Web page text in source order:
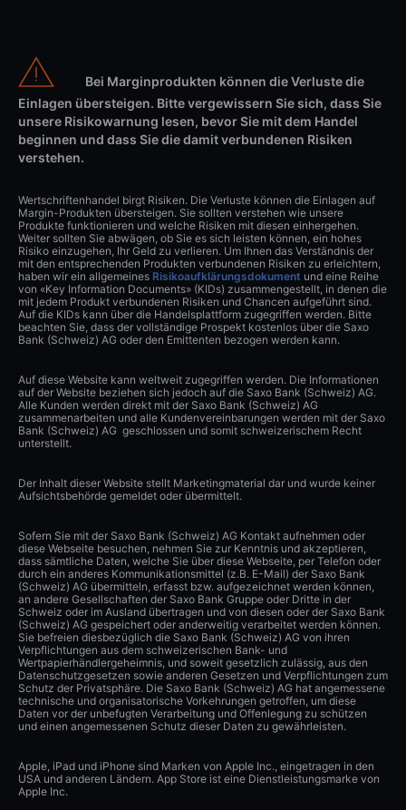
Bei Marginprodukten können die Verluste die
Einlagen übersteigen. Bitte vergewissern Sie sich, dass Sie
unsere Risikowarnung lesen, bevor Sie mit dem Handel
beginnen und dass Sie die damit verbundenen Risiken
verstehen.
Wertschriftenhandel birgt Risiken. Die Verluste können die Einlagen auf
Margin-Produkten übersteigen. Sie sollten verstehen wie unsere
Produkte funktionieren und welche Risiken mit diesen einhergehen.
Weiter sollten Sie abwägen, ob Sie es sich leisten können, ein hohes
Risiko einzugehen, Ihr Geld zu verlieren. Um Ihnen das Verständnis der
mit den entsprechenden Produkten verbundenen Risiken zu erleichtern,
haben wir ein allgemeines Risikoaufklärungsdokument und eine Reihe
von «Key Information Documents» (KIDs) zusammengestellt, in denen die
mit jedem Produkt verbundenen Risiken und Chancen aufgeführt sind.
Auf die KIDs kann über die Handelsplattform zugegriffen werden. Bitte
beachten Sie, dass der vollständige Prospekt kostenlos über die Saxo
Bank (Schweiz) AG oder den Emittenten bezogen werden kann.
Auf diese Website kann weltweit zugegriffen werden. Die Informationen
auf der Website beziehen sich jedoch auf die Saxo Bank (Schweiz) AG.
Alle Kunden werden direkt mit der Saxo Bank (Schweiz) AG
zusammenarbeiten und alle Kundenvereinbarungen werden mit der Saxo
Bank (Schweiz) AG geschlossen und somit schweizerischem Recht
unterstellt.
Der Inhalt dieser Website stellt Marketingmaterial dar und wurde keiner
Aufsichtsbehörde gemeldet oder übermittelt.
Sofern Sie mit der Saxo Bank (Schweiz) AG Kontakt aufnehmen oder
diese Webseite besuchen, nehmen Sie zur Kenntnis und akzeptieren,
dass sämtliche Daten, welche Sie über diese Webseite, per Telefon oder
durch ein anderes Kommunikationsmittel (z.B. E-Mail) der Saxo Bank
(Schweiz) AG übermitteln, erfasst bzw. aufgezeichnet werden können,
an andere Gesellschaften der Saxo Bank Gruppe oder Dritte in der
Schweiz oder im Ausland übertragen und von diesen oder der Saxo Bank
(Schweiz) AG gespeichert oder anderweitig verarbeitet werden können.
Sie befreien diesbezüglich die Saxo Bank (Schweiz) AG von ihren
Verpflichtungen aus dem schweizerischen Bank- und
Wertpapierhändlergeheimnis, und soweit gesetzlich zulässig, aus den
Datenschutzgesetzen sowie anderen Gesetzen und Verpflichtungen zum
Schutz der Privatsphäre. Die Saxo Bank (Schweiz) AG hat angemessene
technische und organisatorische Vorkehrungen getroffen, um diese
Daten vor der unbefugten Verarbeitung und Offenlegung zu schützen
und einen angemessenen Schutz dieser Daten zu gewährleisten.
Apple, iPad und iPhone sind Marken von Apple Inc., eingetragen in den
USA und anderen Ländern. App Store ist eine Dienstleistungsmarke von
Apple Inc.